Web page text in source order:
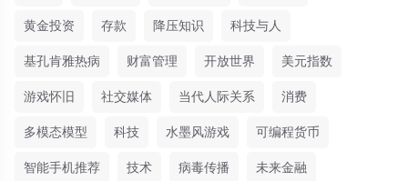
黄金投资 存款 降压知识 科技与人
基孔肯雅热病 财富管理 开放世界 美元指数
游戏怀旧 社交媒体 当代人际关系 消费
多模态模型 科技 水墨风游戏 可编程货币
智能手机推荐 技术 病毒传播 未来金融